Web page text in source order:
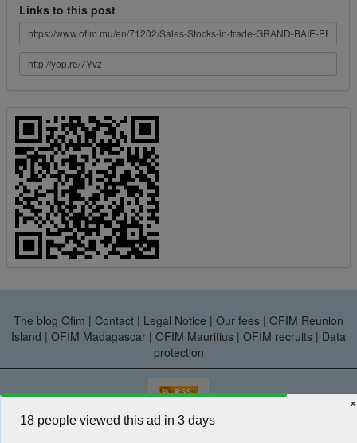
Links to this post
The blog Ofim | Contact | Legal Notice | Our fees | OFIM Reunion
Island | OFIM Madagascar | OFIM Mauritius | OFIM recruits | Data
protection
OFIM Real estate - Route Royale - GRAND BAIE
×
18 people viewed this ad in 3 days